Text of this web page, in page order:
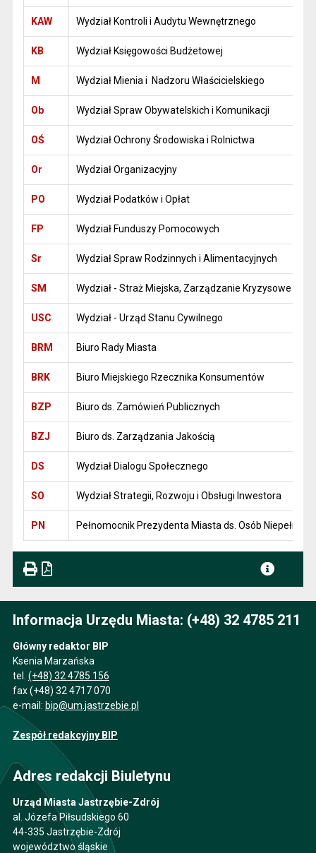
KAW Wydział Kontroli i Audytu Wewnętrznego
KB Wydział Księgowości Budżetowej
M Wydział Mienia i Nadzoru Właścicielskiego
Ob Wydział Spraw Obywatelskich i Komunikacji
OŚ Wydział Ochrony Środowiska i Rolnictwa
Or Wydział Organizacyjny
PO Wydział Podatków i Opłat
FP Wydział Funduszy Pomocowych
Sr Wydział Spraw Rodzinnych i Alimentacyjnych
SM Wydział - Straż Miejska, Zarządzanie Kryzysowe i
USC Wydział - Urząd Stanu Cywilnego
BRM Biuro Rady Miasta
BRK Biuro Miejskiego Rzecznika Konsumentów
BZP Biuro ds. Zamówień Publicznych
BZJ Biuro ds. Zarządzania Jakością
DS Wydział Dialogu Społecznego
SO Wydział Strategii, Rozwoju i Obsługi Inwestora
PN Pełnomocnik Prezydenta Miasta ds. Osób
Informacja Urzędu Miasta: (+48) 32 4785 211
Główny redaktor BIP
Ksenia Marzańska
tel. (+48) 32 4785 156
fax (+48) 32 4717 070
e-mail: bip@um.jastrzebie.pl
Zespół redakcyjny BIP
Adres redakcji Biuletynu
Urząd Miasta Jastrzębie-Zdrój
al. Józefa Piłsudskiego 60
44-335 Jastrzębie-Zdrój
województwo śląskie